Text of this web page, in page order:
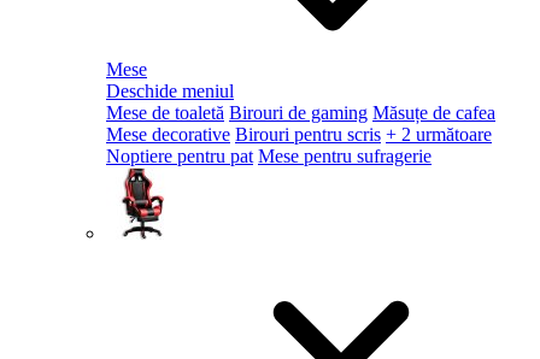
Mese
Deschide meniul
Mese de toaletă Birouri de gaming Măsuțe de cafea
Mese decorative Birouri pentru scris + 2 următoare
Noptiere pentru pat Mese pentru sufragerie